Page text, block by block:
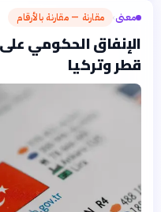
معنى› مقارنة — مقارنة بالأرقام
الإنفاق الحكومي
قطر وتركيا